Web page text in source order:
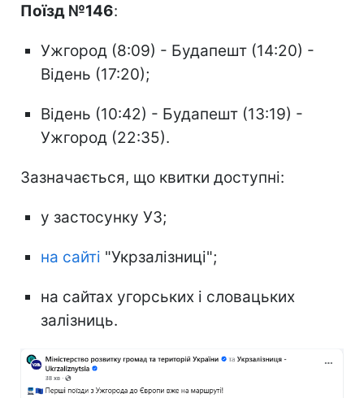
Поїзд №146:
Ужгород (8:09) - Будапешт (14:20) -
Відень (17:20);
Відень (10:42) - Будапешт (13:19) -
Ужгород (22:35).
Зазначається, що квитки доступні:
у застосунку УЗ;
на сайті "Укрзалізниці";
на сайтах угорських і словацьких
залізниць.